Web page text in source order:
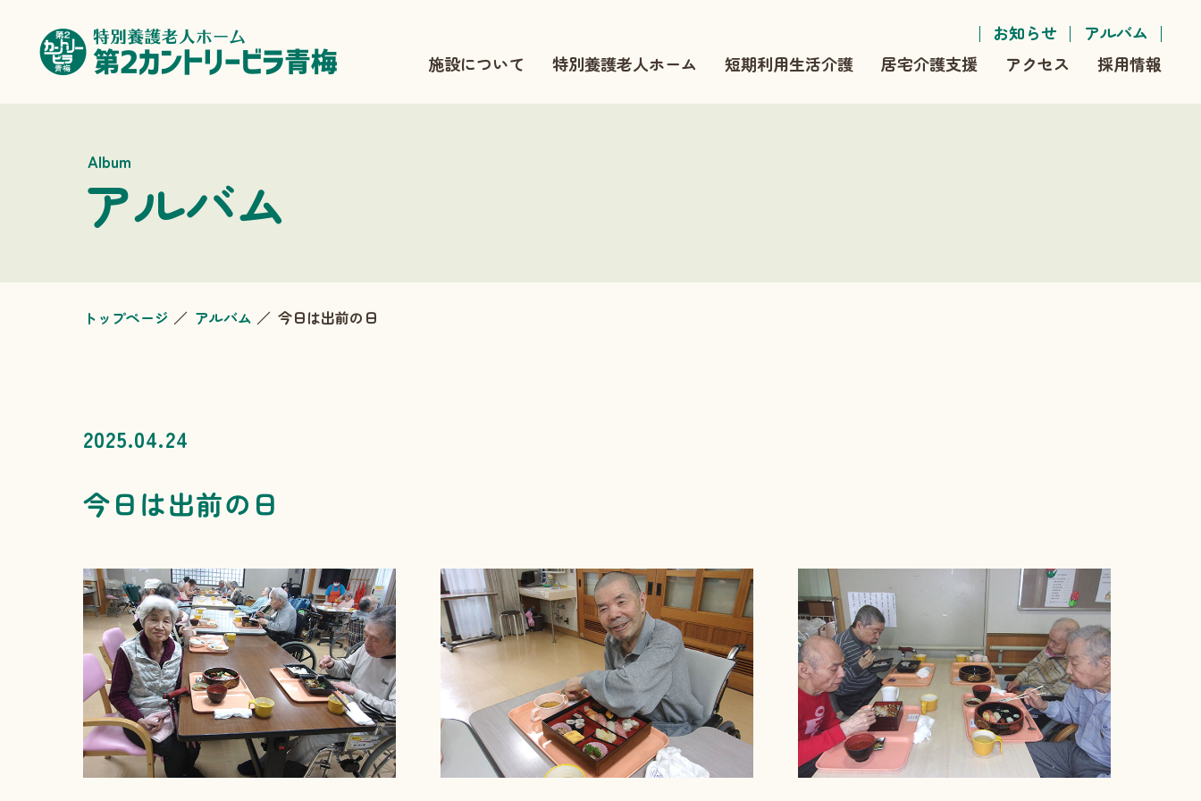
お知らせ
アルバム
施設について
特別養護老人ホーム 短期利用生活介護 居宅介護支援 アクセス 採用情報
Album
アルバム
トップページ アルバム 今日は出前の日
2025.04.24
今日は出前の日